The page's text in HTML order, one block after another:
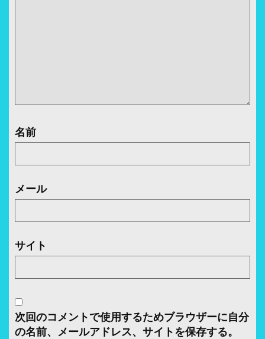
名前
メール
サイト
次回のコメントで使用するためブラウザーに自分
の名前、メールアドレス、サイトを保存する。